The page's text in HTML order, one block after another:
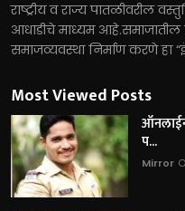
राष्ट्रीय व राज्य पातळीवरील
आधाडीचे माध्यम
समाजव्यवस्था निर्माण करणे हा
Most Viewed Posts
प...
Mirror